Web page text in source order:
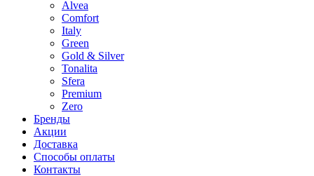
Alvea
Comfort
Italy
Green
Gold & Silver
Tonalita
Sfera
Premium
Zero
Бренды
Акции
Доставка
Способы оплаты
Контакты